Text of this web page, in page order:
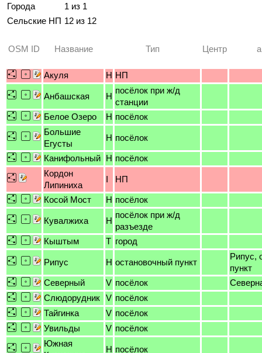
Города
1 из 1
Сельские НП 12 из 12
OSM ID Название Тип Центр
Акуля H НП
Анбашская H
посёлок при ж/д
станции
Белое Озеро
H посёлок
Большие
Егусты
H посёлок
Канифольный H посёлок
Кордон
Липиниха
I НП
Косой Мост H посёлок
Кувалжиха H
посёлок при ж/д
разъезде
Кыштым
T город
Рипус H остановочный пункт
Рипус,
пункт
Северный
V посёлок
Слюдорудник V посёлок
Тайгинка
V посёлок
Увильды
V посёлок
Южная
H посёлок